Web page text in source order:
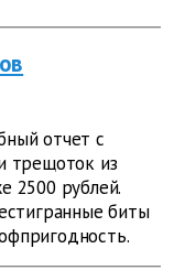
отчет с
трещоток из
2500 рублей.
биты